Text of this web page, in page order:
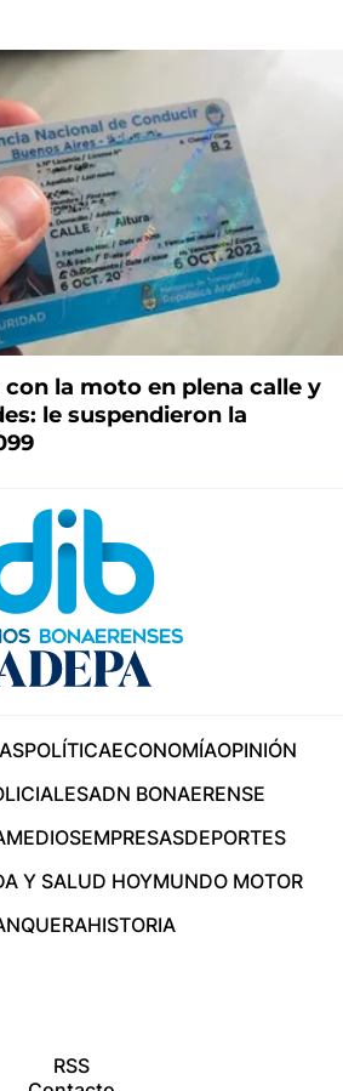
la moto en plena calle y
le suspendieron la
POLÍTICAECONOMÍAOPINIÓN
ADN BONAERENSE
MEDIOSEMPRESASDEPORTES
Y SALUD HOYMUNDO MOTOR
HISTORIA
RSS